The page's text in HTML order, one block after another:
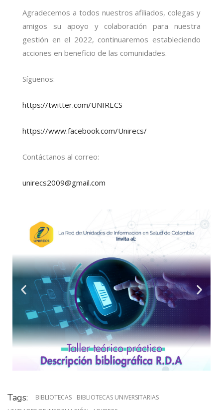
Agradecemos a todos nuestros afiliados, colegas y
amigos su apoyo y colaboración para nuestra
gestión en el 2022, continuaremos estableciendo
acciones en beneficio de las comunidades.
Síguenos:
https://twitter.com/UNIRECS
https://www.facebook.com/Unirecs/
Contáctanos al correo:
unirecs2009@gmail.com
Tags: BIBLIOTECAS
BIBLIOTECAS UNIVERSITARIAS